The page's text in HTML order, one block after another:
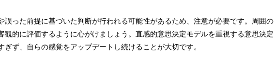
誤った前提に基づいた判断が行われる可能性があるため、注意が必要です。周囲の
観的に評価するように心がけましょう。直感的意思決定モデルを重視する意思決定
ず、自らの感覚をアップデートし続けることが大切です。